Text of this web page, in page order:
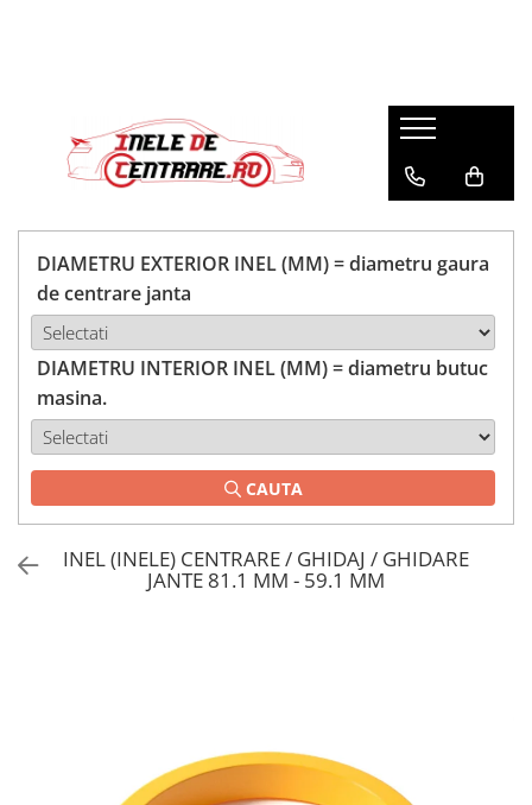
DIAMETRU EXTERIOR INEL (MM) = diametru gaura
de centrare janta
DIAMETRU INTERIOR INEL (MM) = diametru butuc
masina.
CAUTA
INEL (INELE) CENTRARE / GHIDAJ / GHIDARE
JANTE 81.1 MM - 59.1 MM